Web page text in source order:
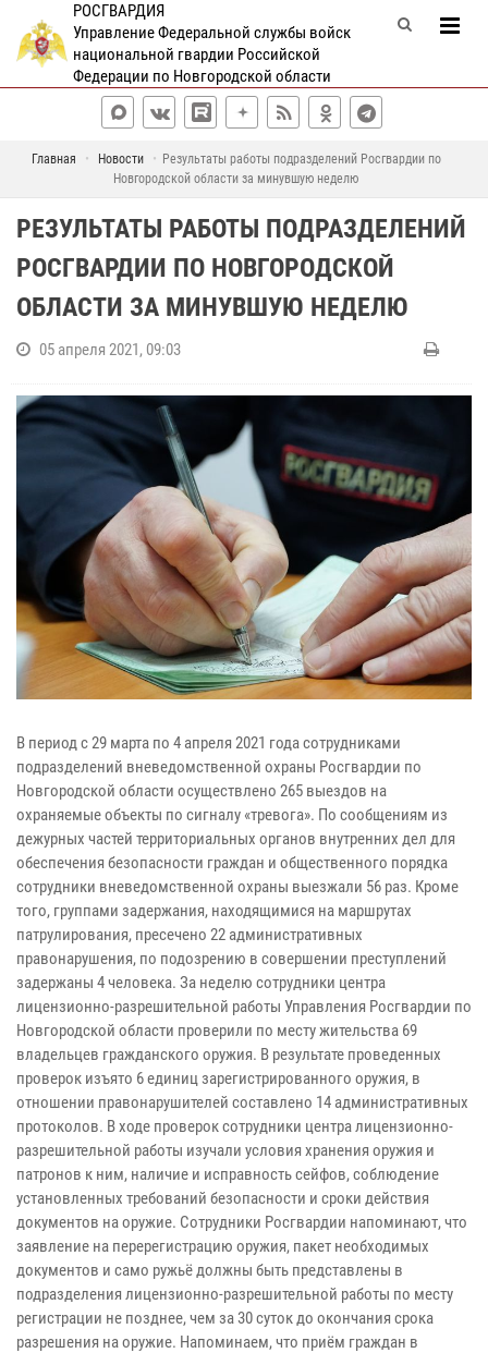
РОСГВАРДИЯ
Управление Федеральной службы войск
национальной гвардии Российской
Федерации по Новгородской области
Главная Новости
Результаты работы подразделений Росгвардии по
Новгородской области за минувшую неделю
РЕЗУЛЬТАТЫ РАБОТЫ ПОДРАЗДЕЛЕНИЙ
РОСГВАРДИИ ПО НОВГОРОДСКОЙ
ОБЛАСТИ ЗА МИНУВШУЮ НЕДЕЛЮ
05 апреля 2021, 09:03
В период с 29 марта по 4 апреля 2021 года сотрудниками
подразделений вневедомственной охраны Росгвардии по
Новгородской области осуществлено 265 выездов на
охраняемые объекты по сигналу «тревога». По сообщениям из
дежурных частей территориальных органов внутренних дел для
обеспечения безопасности граждан и общественного порядка
сотрудники вневедомственной охраны выезжали 56 раз. Кроме
того, группами задержания, находящимися на маршрутах
патрулирования, пресечено 22 административных
правонарушения, по подозрению в совершении преступлений
задержаны 4 человека. За неделю сотрудники центра
лицензионно-разрешительной работы Управления Росгвардии по
Новгородской области проверили по месту жительства 69
владельцев гражданского оружия. В результате проведенных
проверок изъято 6 единиц зарегистрированного оружия, в
отношении правонарушителей составлено 14 административных
протоколов. В ходе проверок сотрудники центра лицензионно-
разрешительной работы изучали условия хранения оружия и
патронов к ним, наличие и исправность сейфов, соблюдение
установленных требований безопасности и сроки действия
документов на оружие. Сотрудники Росгвардии напоминают, что
заявление на перерегистрацию оружия, пакет необходимых
документов и само ружьё должны быть представлены в
подразделения лицензионно-разрешительной работы по месту
регистрации не позднее, чем за 30 суток до окончания срока
разрешения на оружие. Напоминаем, что приём граждан в